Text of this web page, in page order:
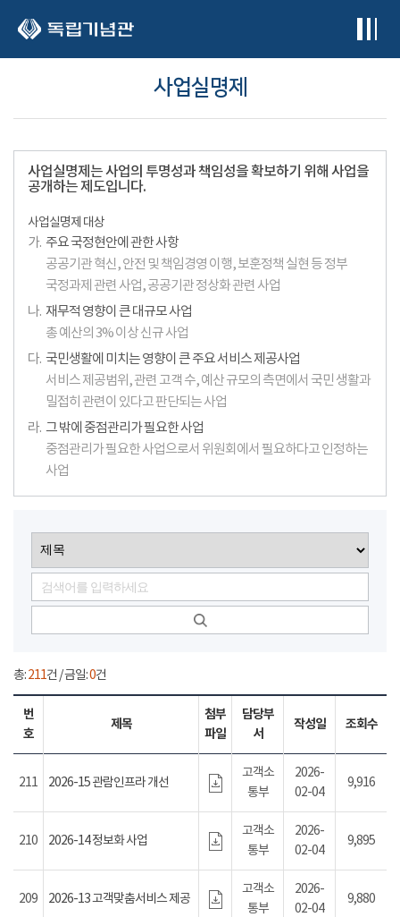
사업실명제
사업실명제는 사업의 투명성과 책임성을 확보하기 위해 사업을
공개하는 제도입니다.
사업실명제 대상
가. 주요 국정현안에 관한 사항
공공기관 혁신, 안전 및 책임경영 이행, 보훈정책 실현 등 정부
국정과제 관련 사업, 공공기관 정상화 관련 사업
나. 재무적 영향이 큰 대규모 사업
총 예산의 3% 이상 신규 사업
다. 국민생활에 미치는 영향이 큰 주요 서비스 제공사업
서비스 제공범위, 관련 고객 수, 예산 규모의 측면에서 국민 생활과
밀접히 관련이 있다고 판단되는 사업
라. 그 밖에 중점관리가 필요한 사업
중점관리가 필요한 사업으로서 위원회에서 필요하다고 인정하는
사업
총:211건 / 금일:0건
번
호
제목
첨부
파일
담당부
서
작성일 조회수
211 2026-15 관람인프라 개선
고객소
통부
2026-
02-04
9,916
210 2026-14 정보화 사업
고객소
통부
2026-
02-04
9,895
209 2026-13 고객맞춤서비스 제공
고객소
통부
2026-
02-04
9,880